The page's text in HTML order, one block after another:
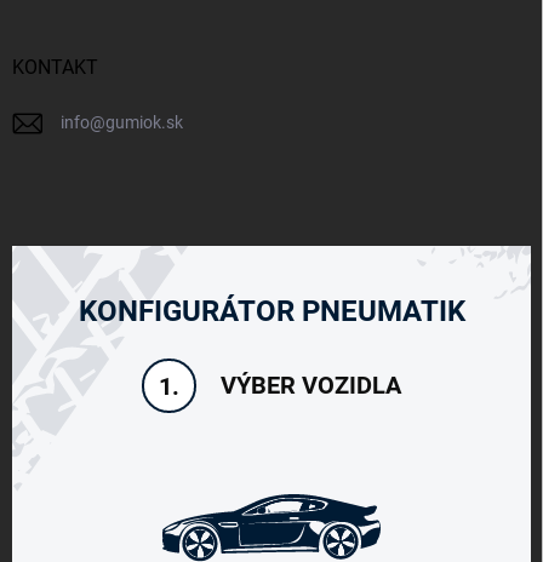
KONTAKT
info@gumiok.sk
KONFIGURÁTOR PNEUMATIK
1. VÝBER VOZIDLA